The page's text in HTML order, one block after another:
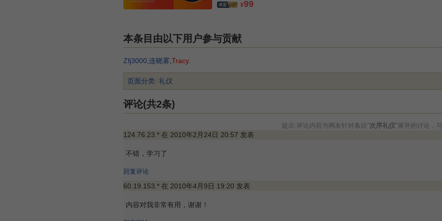
¥99
本条目由以下用户参与贡献
Zfj3000 连晓雾 Tracy.
页面分类: 礼仪
评论(共2条)
提示:评论内容为网友针对条目"次序礼仪"展开的讨论，
124.76.23.* 在 2010年2月24日 20:57 发表
不错，学习了
回复评论
60.19.153.* 在 2010年4月9日 19:20 发表
内容对我非常有用，谢谢！